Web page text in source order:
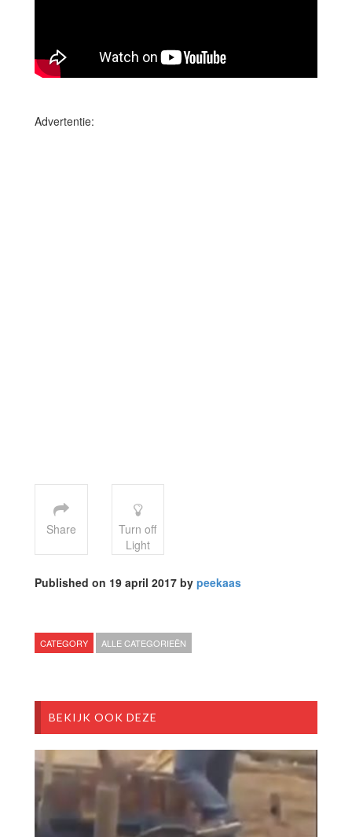
Advertentie:
Share
Turn off
Light
Published on 19 april 2017 by peekaas
CATEGORY ALLE CATEGORIEËN
BEKIJK OOK DEZE